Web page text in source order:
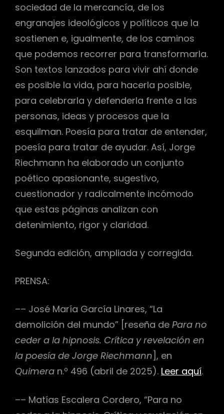
sociedad de la mercancía, de los
engranajes ideológicos y políticos que la
sostienen e, igualmente, de los caminos
que podemos recorrer para transformarla.
Son textos lanzados para vivir ahí donde
es posible la vida, para hacerla posible,
para celebrarla y defenderla frente a las
personas, ideas y procesos que la
esquilman. Poesía para tratar de entender,
poesía para tratar de ayudar. Así, Jorge
Riechmann ha elaborado un conjunto
poético apasionante, sugestivo,
cuestionador y radicalmente incómodo
que estas páginas analizan con
detenimiento, rigor y claridad.
Segunda edición, ampliada y corregida.
PRENSA:
–– José María García Linares, “La
demolición del mundo” [reseña de Para no
ceder a la hipnosis. Crítica y revelación en
la poesía de Jorge Riechmann ], en
Quimera n.º 496 (abril de 2025). Leer aquí.
–– Matías Escalera Cordero, “Para no